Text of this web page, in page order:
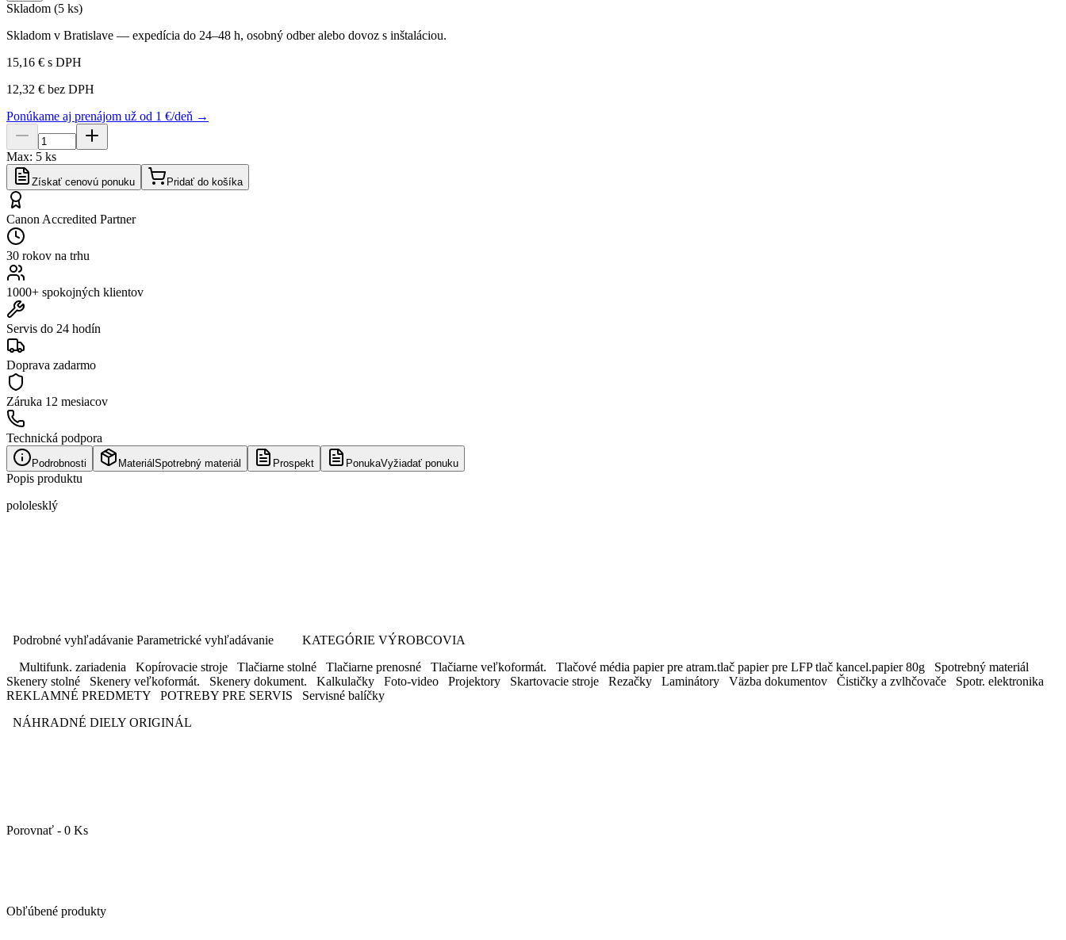
Skladom (5 ks)
Skladom v Bratislave — expedícia do 24–48 h, osobný odber alebo dovoz s inštaláciou.
15,16 € s DPH
12,32 € bez DPH
Ponúkame aj prenájom už od 1 €/deň →
Max: 5 ks
Získať cenovú ponuku Pridať do košíka
Canon Accredited Partner
30 rokov na trhu
1000+ spokojných klientov
Servis do 24 hodín
Doprava zadarmo
Záruka 12 mesiacov
Technická podpora
Podrobnosti Materiál Spotrebný materiál Prospekt PonukaVyžiadať ponuku
Popis produktu
pololesklý
Podrobné vyhľadávanie Parametrické vyhľadávanie KATEGÓRIE VÝROBCOVIA
Multifunk. zariadenia Kopírovacie stroje Tlačiarne stolné Tlačiarne prenosné Tlačiarne veľkoformát. Tlačové média papier pre atram.tlač papier pre LFP tlač kancel.papier 80g Spotrebný materiál
Skenery stolné Skenery veľkoformát. Skenery dokument. Kalkulačky Foto-video Projektory Skartovacie stroje Rezačky Laminátory Väzba dokumentov Čističky a zvlhčovače Spotr. elektronika
REKLAMNÉ PREDMETY POTREBY PRE SERVIS Servisné balíčky
NÁHRADNÉ DIELY ORIGINÁL
Porovnať - 0 Ks
Obľúbené produkty